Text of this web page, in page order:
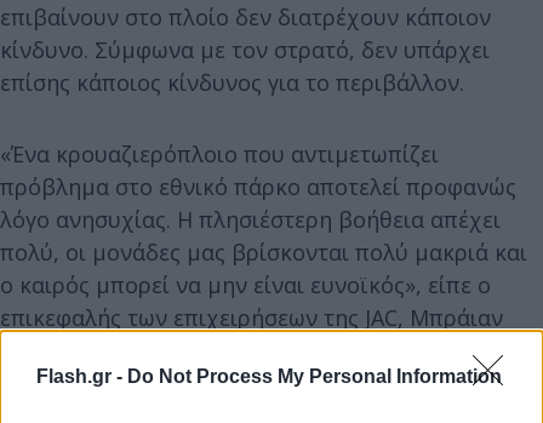
Flash.gr - Do Not Process My Personal Information
επιβαίνουν στο πλοίο δεν διατρέχουν κάποιον
κίνδυνο. Σύμφωνα με τον στρατό, δεν υπάρχει
επίσης κάποιος κίνδυνος για το περιβάλλον.
«Ένα κρουαζιερόπλοιο που αντιμετωπίζει
πρόβλημα στο εθνικό πάρκο αποτελεί προφανώς
λόγο ανησυχίας. Η πλησιέστερη βοήθεια απέχει
πολύ, οι μονάδες μας βρίσκονται πολύ μακριά και
ο καιρός μπορεί να μην είναι ευνοϊκός», είπε ο
επικεφαλής των επιχειρήσεων της JAC, Μπράιαν
Γιένσεν. «Ωστόσο, στη συγκεκριμένη περίπτωση,
δεν βλέπουμε να υπάρχει κάποιος άμεσος